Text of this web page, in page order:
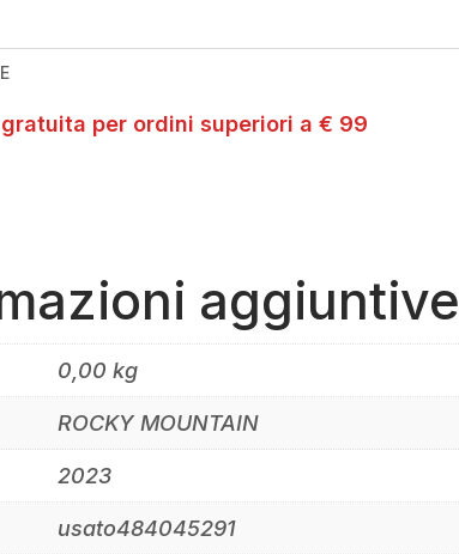
per ordini superiori a € 99
aggiuntive
0,00 kg
ROCKY MOUNTAIN
2023
usato484045291